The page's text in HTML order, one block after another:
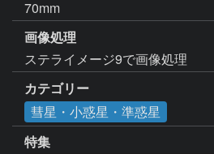
70mm
画像処理
ステライメージ9で画像処理
カテゴリー
彗星・小惑星・準惑星
特集